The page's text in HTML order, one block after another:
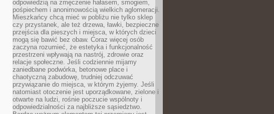
odpowiedzią na zmęczenie hałasem, smogiem,
pośpiechem i anonimowością wielkich aglomeracji.
Mieszkańcy chcą mieć w pobliżu nie tylko sklep
czy przystanek, ale też drzewa, ławki, bezpieczne
przejścia dla pieszych i miejsca, w których dzieci
mogą się bawić bez obaw. Coraz więcej osób
zaczyna rozumieć, że estetyka i funkcjonalność
przestrzeni wpływają na nastrój, zdrowie oraz
relacje społeczne. Jeśli codziennie mijamy
zaniedbane podwórka, betonowe place i
chaotyczną zabudowę, trudniej odczuwać
przywiązanie do miejsca, w którym żyjemy. Jeśli
natomiast otoczenie jest uporządkowane, zielone i
otwarte na ludzi, rośnie poczucie wspólnoty i
odpowiedzialności za najbliższe sąsiedztwo.